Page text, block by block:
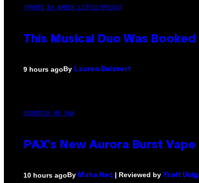
(PHOTO BY AMBER LITTLE/PRESS)
This Musical Duo Was
9 hours agoBy Lauren Boisvert
COURTESY OF PAX
PAX’s New Aurora Burst
10 hours agoBy Maha Haq | Reviewed by Ysolt